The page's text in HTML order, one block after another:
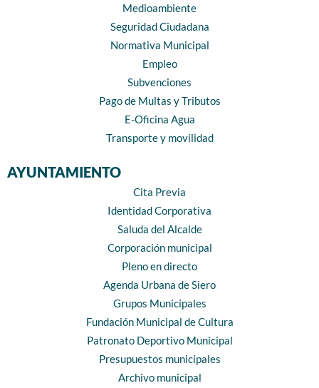
Medioambiente
Seguridad Ciudadana
Normativa Municipal
Empleo
Subvenciones
Pago de Multas y Tributos
E-Oficina Agua
Transporte y movilidad
AYUNTAMIENTO
Cita Previa
Identidad Corporativa
Saluda del Alcalde
Corporación municipal
Pleno en directo
Agenda Urbana de Siero
Grupos Municipales
Fundación Municipal de Cultura
Patronato Deportivo Municipal
Presupuestos municipales
Archivo municipal